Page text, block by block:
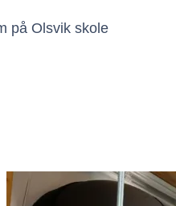
på Olsvik skole